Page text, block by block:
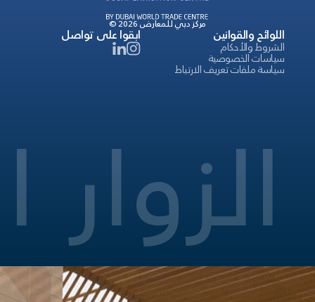
© 2026 مركز دبي للمعارض
اللوائح والقوانين
الشروط والأحكام
سياسات الخصوصية
سياسة ملفات تعريف الارتباط
ابقوا على تواصل
الزوار